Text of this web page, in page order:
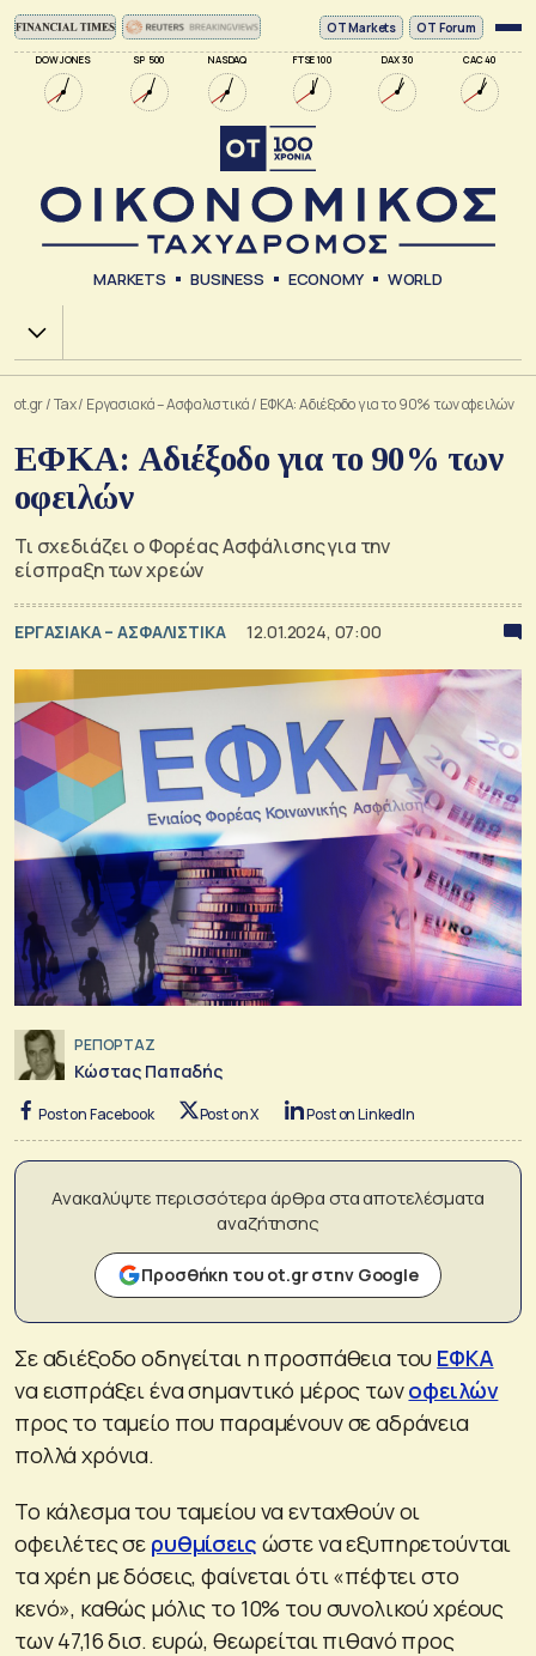
DOW JONES SP 500 NASDAQ FTSE 100 DAX 30 CAC 40
ΟΤ Markets OT Forum
MARKETS BUSINESS ECONOMY WORLD
Χ.Α.
ot.gr/Tax/ Εργασιακά – Ασφαλιστικά/ ΕΦΚΑ: Αδιέξοδο για το 90% των οφειλών
ΕΦΚΑ: Αδιέξοδο για το 90% των
οφειλών
Τι σχεδιάζει ο Φορέας Ασφάλισης για την
είσπραξη των χρεών
ΕΡΓΑΣΙΑΚΑ – ΑΣΦΑΛΙΣΤΙΚΑ 12.01.2024, 07:00
ΡΕΠΟΡΤΑΖ
Κώστας Παπαδής
Post on Facebook Post on X Post on LinkedIn
Ανακαλύψτε περισσότερα άρθρα στα αποτελέσματα
αναζήτησης
Προσθήκη του ot.gr στην Google
Σε αδιέξοδο οδηγείται η προσπάθεια του ΕΦΚΑ
να εισπράξει ένα σημαντικό μέρος τωνοφειλών
προς το ταμείο που παραμένουν σε αδράνεια
πολλά χρόνια.
Το κάλεσμα του ταμείου να ενταχθούν οι
οφειλέτες σε ρυθμίσεις ώστε να εξυπηρετούνται
τα χρέη με δόσεις, φαίνεται ότι «πέφτει στο
κενό», καθώς μόλις το 10% του συνολικού χρέους
των 47,16 δισ. ευρώ, θεωρείται πιθανό προς